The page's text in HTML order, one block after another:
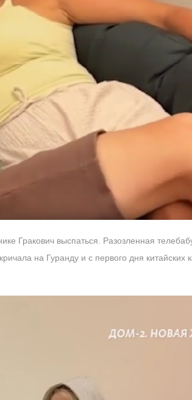
Гракович выспаться. Разозленная
на Гуранду и с первого дня китайских